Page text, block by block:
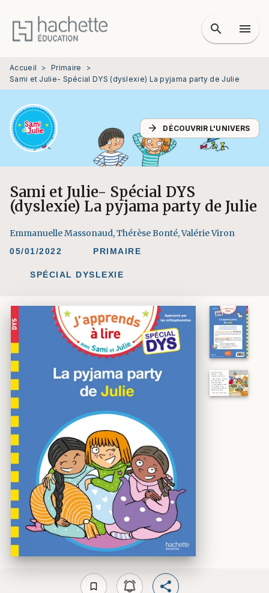
MENU RECHERCHE
PIED DE PAGE
search menu
Accueil > Primaire
>
Sami et Julie- Spécial DYS (dyslexie) La pyjama party de Julie
arrow_forward DÉCOUVRIR L'UNIVERS
Sami et Julie- Spécial DYS
(dyslexie) La pyjama party de Julie
Emmanuelle Massonaud,Thérèse Bonté,Valérie Viron
05/01/2022 PRIMAIRE
SPÉCIAL DYSLEXIE
bookmark_border